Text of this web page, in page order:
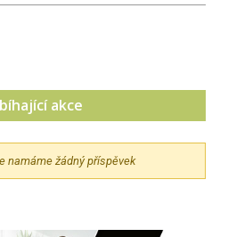
akce
namáme žádný příspěvek